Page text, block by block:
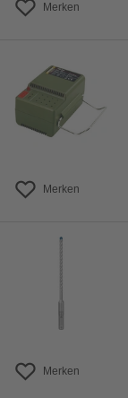
Merken
Merken
Merken